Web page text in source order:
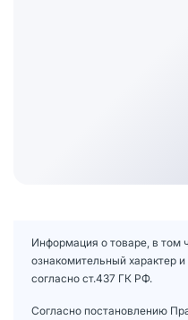
Информация о товаре, в том
ознакомительный характер
согласно ст.437 ГК РФ.
Согласно постановлению